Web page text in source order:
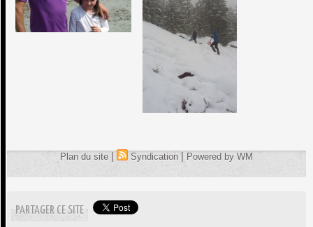
Plan du site | Syndication | Powered by WM
PARTAGER CE SITE